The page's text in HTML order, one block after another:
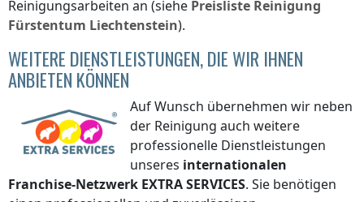
Reinigungsarbeiten an (siehe Preisliste Reinigung
Fürstentum Liechtenstein).
WEITERE DIENSTLEISTUNGEN, DIE WIR IHNEN
ANBIETEN KÖNNEN
Auf Wunsch übernehmen wir neben
der Reinigung auch weitere
professionelle Dienstleistungen
unseres internationalen
Franchise-Netzwerk EXTRA SERVICES. Sie benötigen